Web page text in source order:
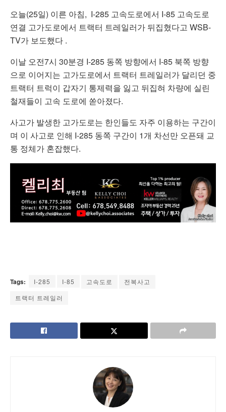
오늘(25일) 이른 아침, I-285 고속도로에서 I-85 고속도로
연결 고가도로에서 트랙터 트레일러가 뒤집혔다고 WSB-
TV가 보도했다 .
이날 오전7시 30분경 I-285 동쪽 방향에서 I-85 북쪽 방향
으로 이어지는 고가도로에서 트랙터 트레일러가 달리던 중
트랙터 트럭이 갑자기 통제력을 잃고 뒤집혀 차량에 실린
철재들이 고속 도로에 쏟아졌다.
사고가 발생한 고가도로는 한인들도 자주 이용하는 구간이
며 이 사고로 인해 I-285 동쪽 구간이 1개 차선만 오픈돼 교
통 정체가 혼잡했다.
Tags: I-285 I-85 고속도로
전복사고
트랙터 트레일러